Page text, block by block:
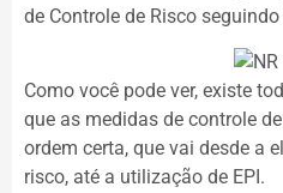
de Controle de Risco
Como você pode ver, existe
que as medidas de controle
ordem certa, que vai desde a
risco, até a utilização de EPI.